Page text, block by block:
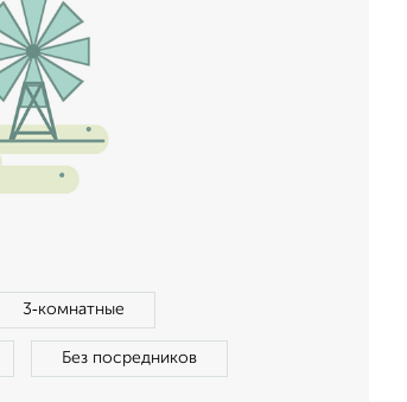
3‑комнатные
Без посредников